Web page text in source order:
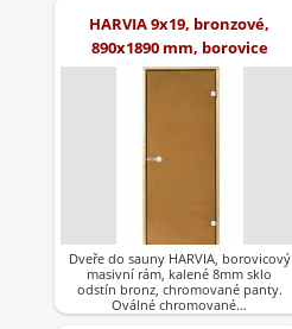
HARVIA 9x19, bronzové,
890x1890 mm, borovice
Dveře do sauny HARVIA, borovicový
masivní rám, kalené 8mm sklo
odstín bronz, chromované panty.
Oválné chromované…